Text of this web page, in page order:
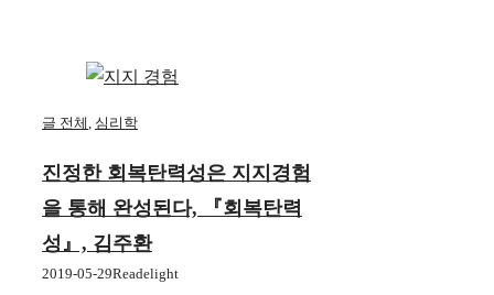
글 전체 심리학
진정한 회복탄력성은 지지경험
을 통해 완성된다, 『회복탄력
성』, 김주환
2019-05-29Readelight